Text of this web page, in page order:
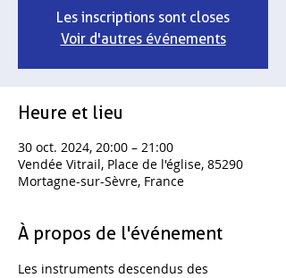
Les inscriptions sont closes
Voir d'autres événements
Heure et lieu
30 oct. 2024, 20:00 – 21:00
Vendée Vitrail, Place de l'église, 85290
Mortagne-sur-Sèvre, France
À propos de l'événement
Les instruments descendus des